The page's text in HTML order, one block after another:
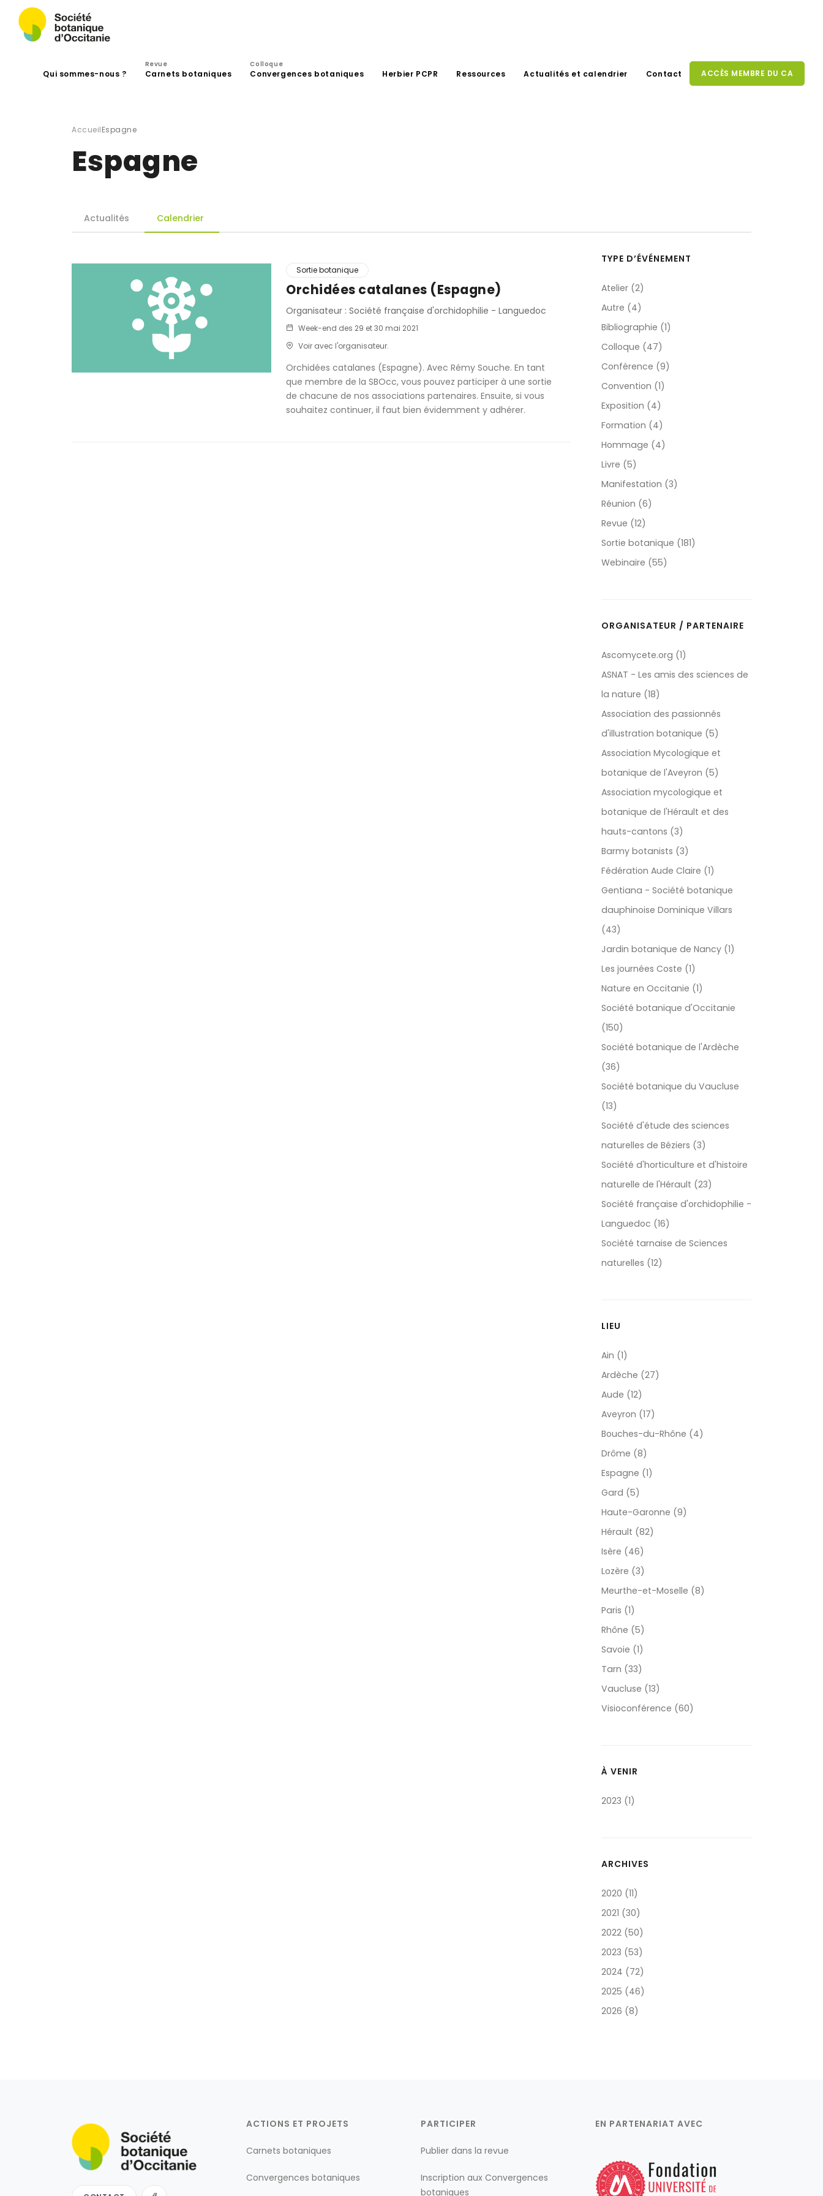
Qui sommes-nous ?
Revue
Carnets botaniques
Colloque
Convergences botaniques Herbier PCPR Ressources Actualités et calendrier Contact ACCÈS MEMBRE DU CA
AccueilEspagne
Espagne
Actualités Calendrier
Sortie botanique
Orchidées catalanes (Espagne)
Organisateur : Société française d'orchidophilie - Languedoc
Week-end des 29 et 30 mai 2021
Voir avec l'organisateur.
Orchidées catalanes (Espagne). Avec Rémy Souche. En tant
que membre de la SBOcc, vous pouvez participer à une sortie
de chacune de nos associations partenaires. Ensuite, si vous
souhaitez continuer, il faut bien évidemment y adhérer.
TYPE D’ÉVÉNEMENT
Atelier (2)
Autre (4)
Bibliographie (1)
Colloque (47)
Conférence (9)
Convention (1)
Exposition (4)
Formation (4)
Hommage (4)
Livre (5)
Manifestation (3)
Réunion (6)
Revue (12)
Sortie botanique (181)
Webinaire (55)
ORGANISATEUR / PARTENAIRE
Ascomycete.org (1)
ASNAT - Les amis des sciences de
la nature (18)
Association des passionnés
d'illustration botanique (5)
Association Mycologique et
botanique de l'Aveyron (5)
Association mycologique et
botanique de l'Hérault et des
hauts-cantons (3)
Barmy botanists (3)
Fédération Aude Claire (1)
Gentiana - Société botanique
dauphinoise Dominique Villars
(43)
Jardin botanique de Nancy (1)
Les journées Coste (1)
Nature en Occitanie (1)
Société botanique d'Occitanie
(150)
Société botanique de l'Ardèche
(36)
Société botanique du Vaucluse
(13)
Société d'étude des sciences
naturelles de Béziers (3)
Société d'horticulture et d'histoire
naturelle de l'Hérault (23)
Société française d'orchidophilie -
Languedoc (16)
Société tarnaise de Sciences
naturelles (12)
LIEU
Ain (1)
Ardèche (27)
Aude (12)
Aveyron (17)
Bouches-du-Rhône (4)
Drôme (8)
Espagne (1)
Gard (5)
Haute-Garonne (9)
Hérault (82)
Isère (46)
Lozère (3)
Meurthe-et-Moselle (8)
Paris (1)
Rhône (5)
Savoie (1)
Tarn (33)
Vaucluse (13)
Visioconférence (60)
À VENIR
2023 (1)
ARCHIVES
2020 (11)
2021 (30)
2022 (50)
2023 (53)
2024 (72)
2025 (46)
2026 (8)
ACTIONS ET PROJETS
Carnets botaniques
Convergences botaniques
PARTICIPER
Publier dans la revue
Inscription aux Convergences
botaniques
EN PARTENARIAT AVEC